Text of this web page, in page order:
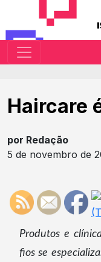
Haircare
por Redação
5 de novembro de
Produtos e
fios se